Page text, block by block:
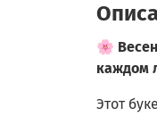
🌸
каждом
Этот